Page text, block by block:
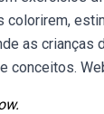
as crianças